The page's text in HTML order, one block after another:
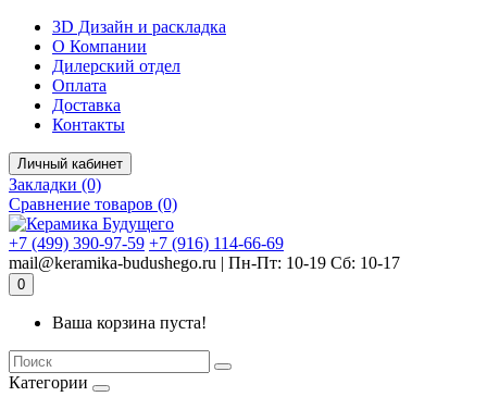
Комплектующие для компьютера
3D Дизайн и раскладка
О Компании
Дилерский отдел
Оплата
Доставка
Контакты
Личный кабинет
Закладки (0)
Сравнение товаров (0)
+7 (499) 390-97-59 +7 (916) 114-66-69
mail@keramika-budushego.ru | Пн-Пт: 10-19 Сб: 10-17
0
Ваша корзина пуста!
Категории